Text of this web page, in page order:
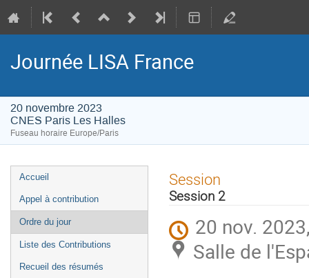
Journée LISA France
20 novembre 2023
CNES Paris Les Halles
Fuseau horaire Europe/Paris
Menu
de
l'événement
Accueil
Appel à contribution
Ordre du jour
Liste des Contributions
Recueil des résumés
Session
Session 2
20 nov.
Salle de